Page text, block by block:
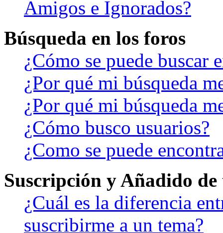
Amigos e Ignorados?
Búsqueda en los foros
¿Cómo se puede buscar
¿Por qué mi búsqueda
¿Por qué mi búsqueda
¿Cómo busco usuarios?
¿Como se puede
Suscripción y Añadido
¿Cuál es la diferencia
suscribirme a un tema?